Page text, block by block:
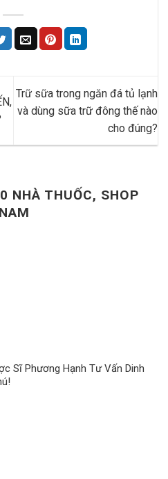
Trữ sữa trong ngăn đá tủ lạnh
và dùng sữa trữ đông thế nào
cho đúng?
NHÀ THUỐC, SHOP
Sĩ Phương Hạnh Tư Vấn Dinh